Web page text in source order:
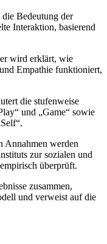
Bedeutung der
Interaktion, basierend
wird erklärt, wie
Empathie funktioniert,
die stufenweise
und „Game“ sowie
Annahmen werden
zur sozialen und
überprüft.
zusammen,
und verweist auf die